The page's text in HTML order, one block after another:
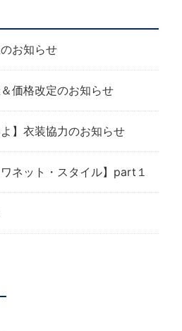
お知らせ
価格改定のお知らせ
よ】衣装協力のお知らせ
ワネット・スタイル】part１